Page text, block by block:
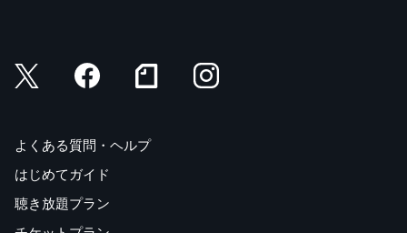
よくある質問・ヘルプ
はじめてガイド
聴き放題プラン